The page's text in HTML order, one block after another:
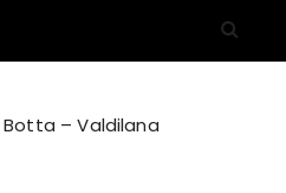
– Valdilana